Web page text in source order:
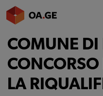
L’ORDINE
AMMINISTRAZIONE
ALBO
COMUNE DI
CONCORSO
LA